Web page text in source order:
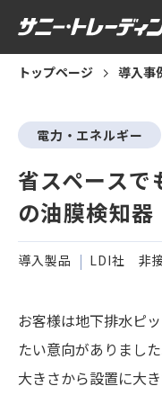
トップページ 導入事
電力・エネルギー
省スペースで
の油膜検知器
導入製品 LDI社 非
お客様は地下排水ピ
たい意向がありまし
大きさから設置に大